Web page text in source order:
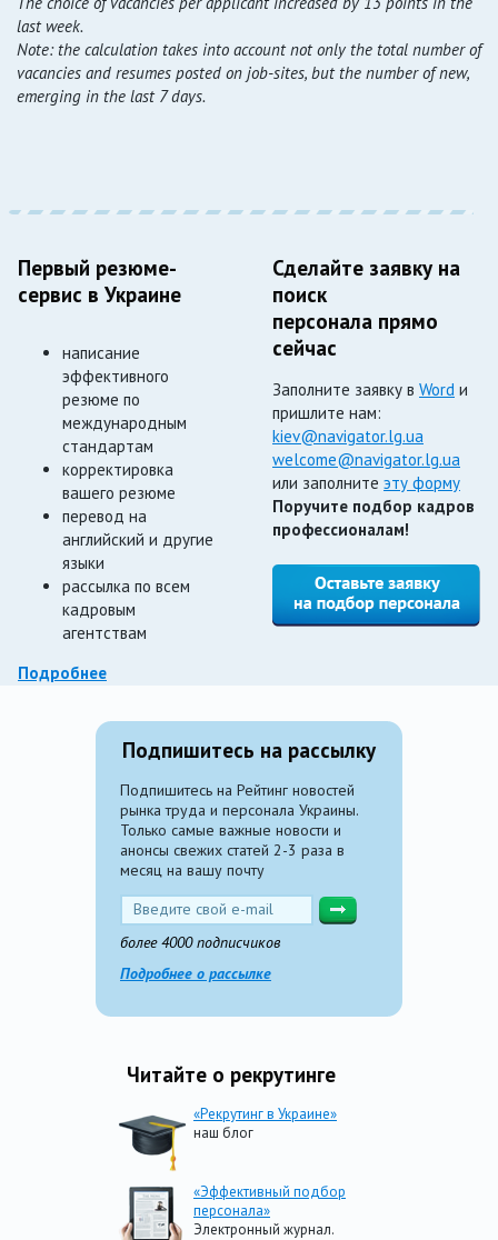
last week.
Note: the calculation takes into account not only the total number of
vacancies and resumes posted on job-sites, but the number of new,
emerging in the last 7 days.
Первый резюме-
сервис в Украине
написание
эффективного
резюме по
международным
стандартам
корректировка
вашего резюме
перевод на
английский и другие
языки
рассылка по всем
кадровым
агентствам
Подробнее
Сделайте заявку на
поиск
персонала прямо
сейчас
Заполните заявку в Word и
пришлите нам:
kiev@navigator.lg.ua
welcome@navigator.lg.ua
или заполните эту форму
Поручите подбор кадров
профессионалам!
Подпишитесь на рассылку
Подпишитесь на Рейтинг новостей
рынка труда и персонала Украины.
Только самые важные новости и
анонсы свежих статей 2-3 раза в
месяц на вашу почту
более 4000 подписчиков
Подробнее о рассылке
Читайте о рекрутинге
«Рекрутинг в Украине»
наш блог
«Эффективный подбор
персонала»
Электронный журнал.